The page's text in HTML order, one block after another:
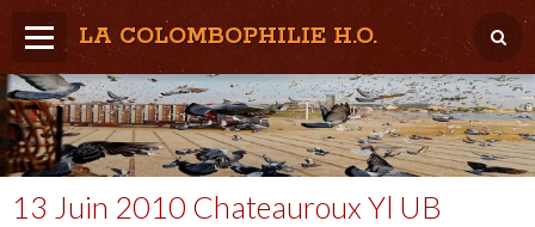
LA COLOMBOPHILIE H.O.
Home
Météo / Het weer
Lâcher / Los
13 Juin 2010 Chateauroux Yl UB